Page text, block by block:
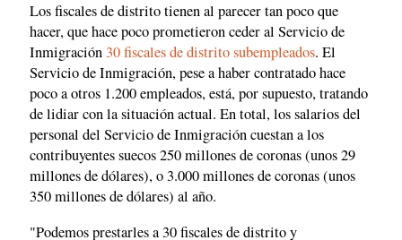
Los fiscales de distrito tienen al parecer tan poco que
hacer, que hace poco prometieron ceder al Servicio de
Inmigración 30 fiscales de distrito subempleados. El
Servicio de Inmigración, pese a haber contratado hace
poco a otros 1.200 empleados, está, por supuesto, tratando
de lidiar con la situación actual. En total, los salarios del
personal del Servicio de Inmigración cuestan a los
contribuyentes suecos 250 millones de coronas (unos 29
millones de dólares), o 3.000 millones de coronas (unos
350 millones de dólares) al año.
"Podemos prestarles a 30 fiscales de distrito y